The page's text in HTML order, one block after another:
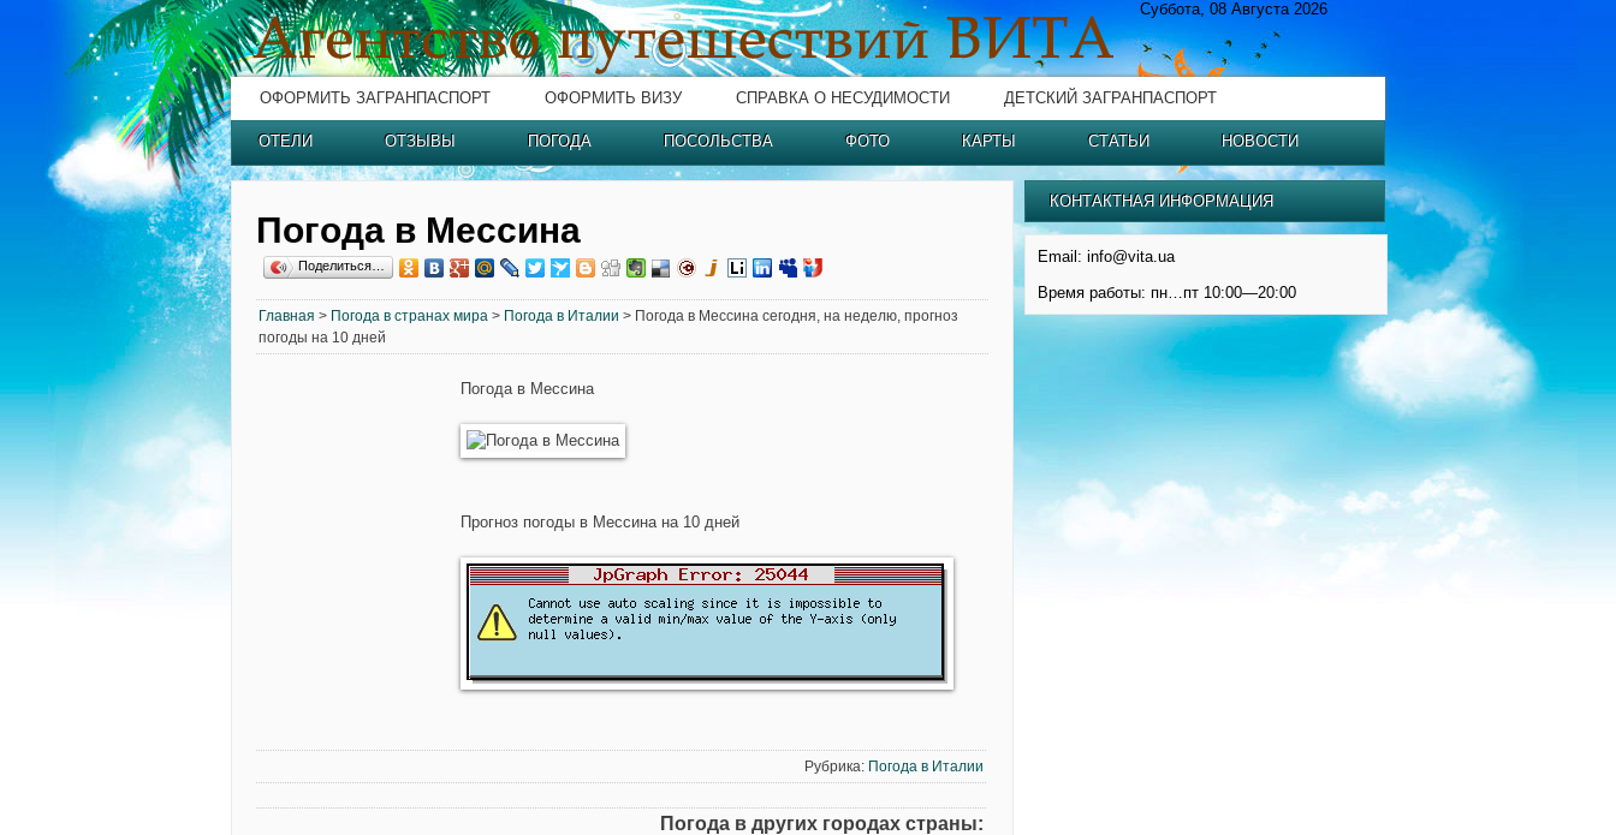
Суббота, 08 Августа 2026
ОФОРМИТЬ ЗАГРАНПАСПОРТ ОФОРМИТЬ ВИЗУ СПРАВКА О НЕСУДИМОСТИ ДЕТСКИЙ ЗАГРАНПАСПОРТ
ОТЕЛИ ОТЗЫВЫ ПОГОДА ПОСОЛЬСТВА ФОТО КАРТЫ СТАТЬИ НОВОСТИ
Погода в Мессина
Поделиться…
Главная > Погода в странах мира > Погода в Италии > Погода в Мессина сегодня, на неделю, прогноз
погоды на 10 дней
Погода в Мессина
Прогноз погоды в Мессина на 10 дней
Рубрика: Погода в Италии
Погода в других городах страны:
КОНТАКТНАЯ ИНФОРМАЦИЯ
Email: info@vita.ua
Время работы: пн…пт 10:00—20:00